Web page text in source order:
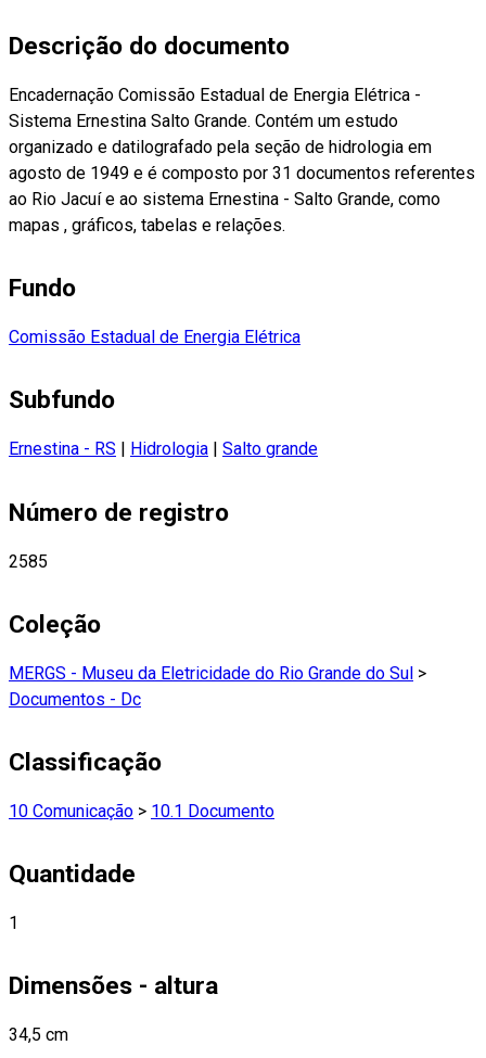
Descrição do documento
Encadernação Comissão Estadual de Energia Elétrica -
Sistema Ernestina Salto Grande. Contém um estudo
organizado e datilografado pela seção de hidrologia em
agosto de 1949 e é composto por 31 documentos referentes
ao Rio Jacuí e ao sistema Ernestina - Salto Grande, como
mapas , gráficos, tabelas e relações.
Fundo
Comissão Estadual de Energia Elétrica
Subfundo
Ernestina - RS Hidrologia Salto grande
Número de registro
2585
Coleção
MERGS - Museu da Eletricidade do Rio Grande do Sul >
Documentos - Dc
Classificação
10 Comunicação > 10.1 Documento
Quantidade
1
Dimensões - altura
34,5 cm